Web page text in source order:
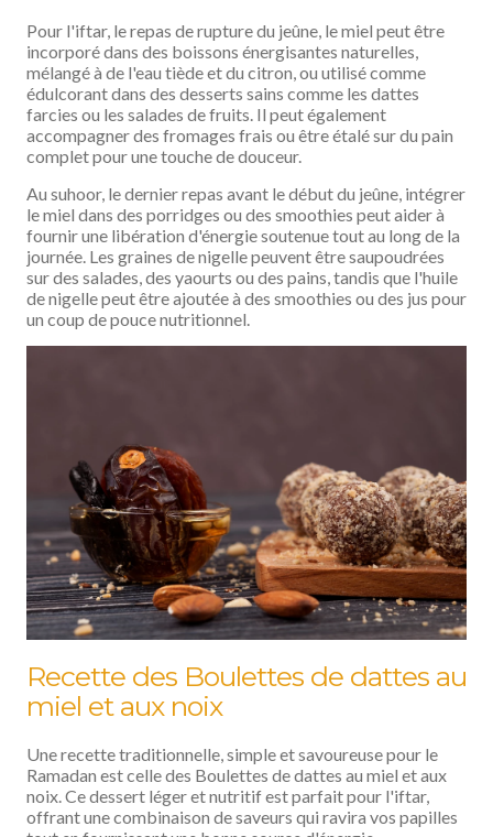
Pour l'iftar, le repas de rupture du jeûne, le miel peut être
incorporé dans des boissons énergisantes naturelles,
mélangé à de l'eau tiède et du citron, ou utilisé comme
édulcorant dans des desserts sains comme les dattes
farcies ou les salades de fruits. Il peut également
accompagner des fromages frais ou être étalé sur du pain
complet pour une touche de douceur.
Au suhoor, le dernier repas avant le début du jeûne, intégrer
le miel dans des porridges ou des smoothies peut aider à
fournir une libération d'énergie soutenue tout au long de la
journée. Les graines de nigelle peuvent être saupoudrées
sur des salades, des yaourts ou des pains, tandis que l'huile
de nigelle peut être ajoutée à des smoothies ou des jus pour
un coup de pouce nutritionnel.
Recette des Boulettes de dattes au
miel et aux noix
Une recette traditionnelle, simple et savoureuse pour le
Ramadan est celle des Boulettes de dattes au miel et aux
noix. Ce dessert léger et nutritif est parfait pour l'iftar,
offrant une combinaison de saveurs qui ravira vos papilles